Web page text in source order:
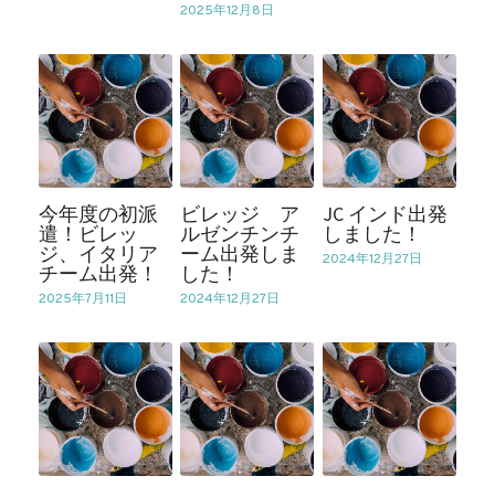
2025年12月8日
今年度の初派
遣！ビレッ
ジ、イタリア
チーム出発！
2025年7月11日
ビレッジ ア
ルゼンチンチ
ーム出発しま
した！
2024年12月27日
JC インド出発
しました！
2024年12月27日